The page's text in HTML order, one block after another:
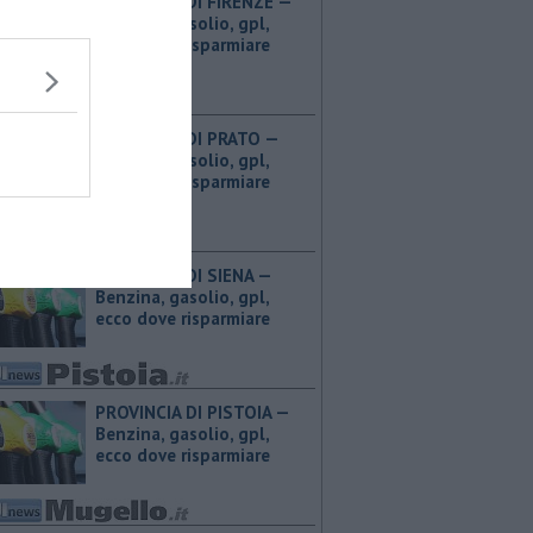
Benzina, gasolio, gpl,
ecco dove risparmiare
PROVINCIA DI PRATO — ​
Benzina, gasolio, gpl,
ecco dove risparmiare
PROVINCIA DI SIENA — ​
Benzina, gasolio, gpl,
ecco dove risparmiare
PROVINCIA DI PISTOIA — ​
Benzina, gasolio, gpl,
ecco dove risparmiare